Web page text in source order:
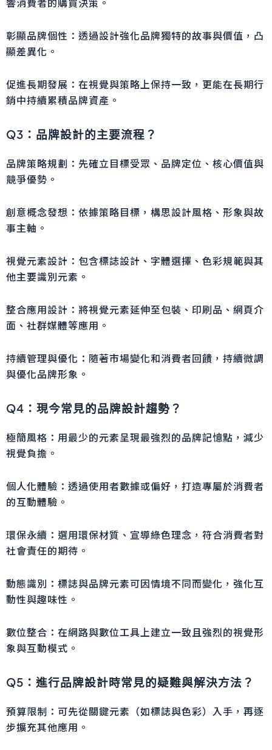
彰顯品牌個性：透過設計強化品牌獨特的故事與價值，凸
顯差異化。
促進長期發展：在視覺與策略上保持一致，更能在長期行
銷中持續累積品牌資產。
Q3：品牌設計的主要流程？
品牌策略規劃：先確立目標受眾、品牌定位、核心價值與
競爭優勢。
創意概念發想：依據策略目標，構思設計風格、形象與故
事主軸。
視覺元素設計：包含標誌設計、字體選擇、色彩規範與其
他主要識別元素。
整合應用設計：將視覺元素延伸至包裝、印刷品、網頁介
面、社群媒體等應用。
持續管理與優化：隨著市場變化和消費者回饋，持續微調
與優化品牌形象。
Q4：現今常見的品牌設計趨勢？
極簡風格：用最少的元素呈現最強烈的品牌記憶點，減少
視覺負擔。
個人化體驗：透過使用者數據或偏好，打造專屬於消費者
的互動體驗。
環保永續：選用環保材質、宣導綠色理念，符合消費者對
社會責任的期待。
動態識別：標誌與品牌元素可因情境不同而變化，強化互
動性與趣味性。
數位整合：在網路與數位工具上建立一致且強烈的視覺形
象與互動模式。
Q5：進行品牌設計時常見的疑難與解決方法？
預算限制：可先從關鍵元素（如標誌與色彩）入手，再逐
步擴充其他應用。